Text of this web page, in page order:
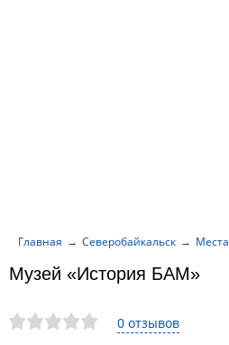
0 отзывов
Музей «История БАМ»
Главная Северобайкальск Места